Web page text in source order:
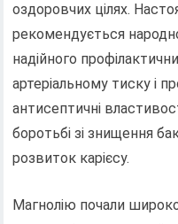
оздоровчих цілях.
рекомендується
надійного
артеріальному тиску і
антисептичні
боротьбі зі знищення
розвиток карієсу.
Магнолію почали